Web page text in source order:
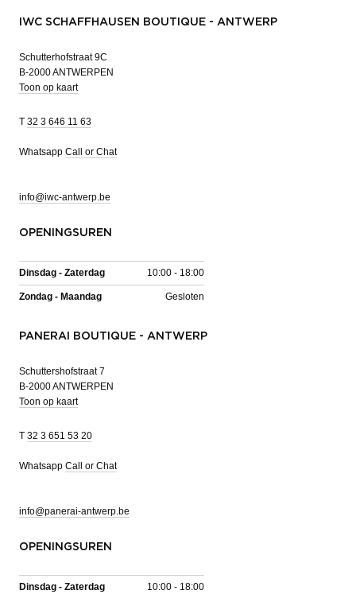
IWC SCHAFFHAUSEN BOUTIQUE - ANTWERP
Schutterhofstraat 9C
B-2000 ANTWERPEN
Toon op kaart
T 32 3 646 11 63
Whatsapp Call or Chat
info@iwc-antwerp.be
OPENINGSUREN
Dinsdag - Zaterdag 10:00 - 18:00
Zondag - Maandag Gesloten
PANERAI BOUTIQUE - ANTWERP
Schuttershofstraat 7
B-2000 ANTWERPEN
Toon op kaart
T 32 3 651 53 20
Whatsapp Call or Chat
info@panerai-antwerp.be
OPENINGSUREN
Dinsdag - Zaterdag 10:00 - 18:00